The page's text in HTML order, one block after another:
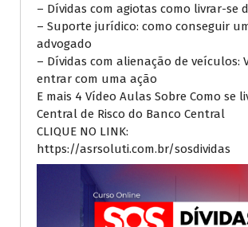
– Dívidas com agiotas como livrar-se
– Suporte jurídico: como conseguir
advogado
– Dívidas com alienação de veículos:
entrar com uma ação
E mais 4 Vídeo Aulas Sobre Como se
Central de Risco do Banco Central
CLIQUE NO LINK:
https://asrsoluti.com.br/sosdividas